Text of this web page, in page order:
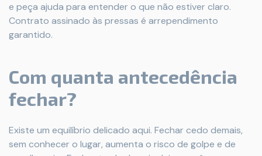
e peça ajuda para entender o que não estiver claro.
Contrato assinado às pressas é arrependimento
garantido.
Com quanta antecedência
fechar?
Existe um equilíbrio delicado aqui. Fechar cedo demais,
sem conhecer o lugar, aumenta o risco de golpe e de